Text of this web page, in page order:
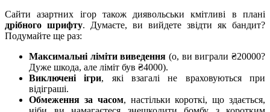
Сайти азартних ігор також диявольськи кмітливі в плані
дрібного шрифту. Думаєте, ви вийдете звідти як бандит?
Подумайте ще раз:
Максимальні ліміти виведення (о, ви виграли ₴20000?
Дуже шкода, але ліміт був ₴4000).
Виключені ігри, які взагалі не враховуються при
відіграші.
Обмеження за часом, настільки короткі, що здається,